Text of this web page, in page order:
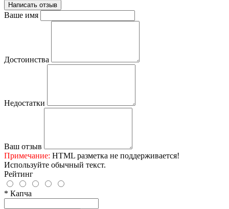
Написать отзыв
Ваше имя
Достоинства
Недостатки
Ваш отзыв
Примечание: HTML разметка не поддерживается!
Используйте обычный текст.
Рейтинг
* Капча